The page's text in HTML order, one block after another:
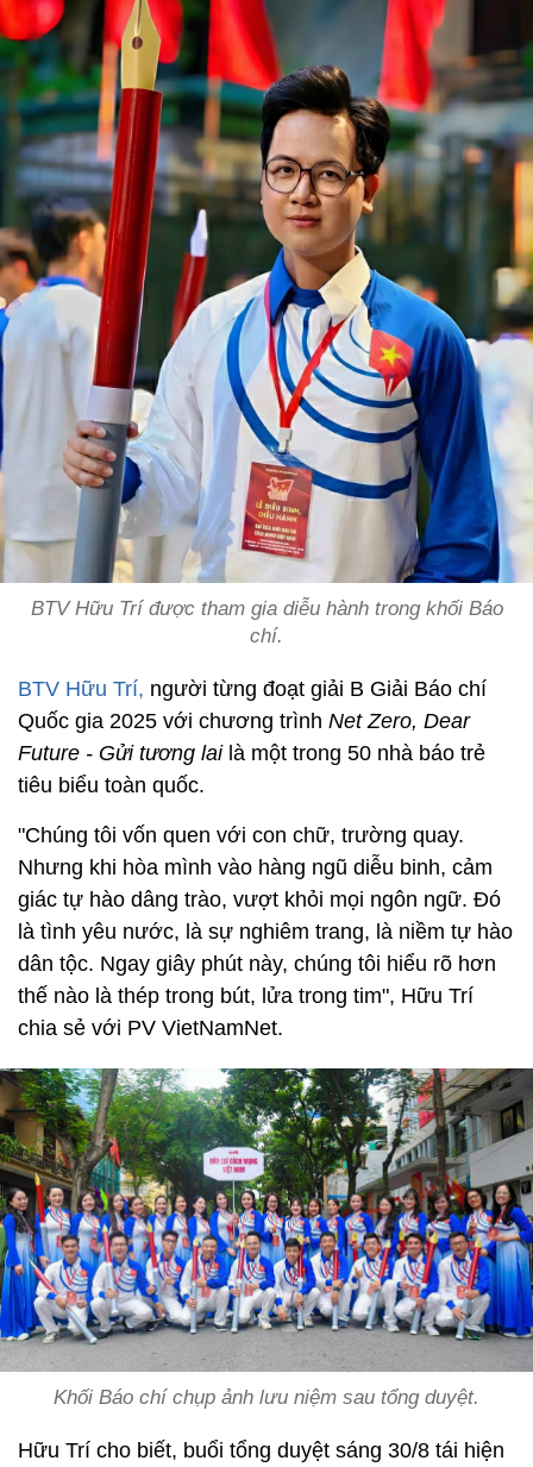
BTV Hữu Trí được tham gia diễu hành trong khối Báo
chí.
BTV Hữu Trí, người từng đoạt giải B Giải Báo chí
Quốc gia 2025 với chương trình Net Zero, Dear
Future - Gửi tương lailà một trong 50 nhà báo trẻ
tiêu biểu toàn quốc.
"Chúng tôi vốn quen với con chữ, trường quay.
Nhưng khi hòa mình vào hàng ngũ diễu binh, cảm
giác tự hào dâng trào, vượt khỏi mọi ngôn ngữ. Đó
là tình yêu nước, là sự nghiêm trang, là niềm tự hào
dân tộc. Ngay giây phút này, chúng tôi hiểu rõ hơn
thế nào là thép trong bút, lửa trong tim", Hữu Trí
chia sẻ với PV VietNamNet.
Khối Báo chí chụp ảnh lưu niệm sau tổng duyệt.
Hữu Trí cho biết, buổi tổng duyệt sáng 30/8 tái hiện